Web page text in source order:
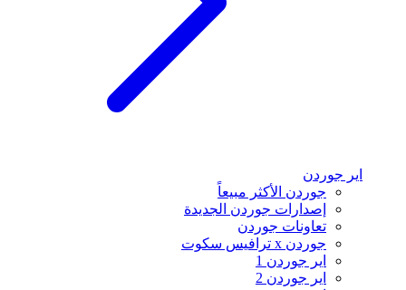
اير جوردن
جوردن الأكثر مبيعاً
إصدارات جوردن الجديدة
تعاونات جوردن
جوردن x ترافيس سكوت
اير جوردن 1
اير جوردن 2